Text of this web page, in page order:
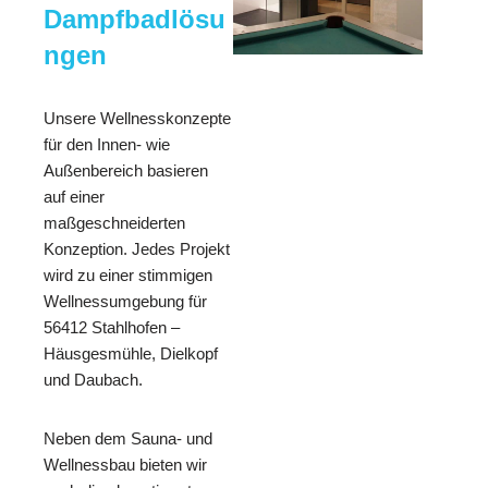
Dampfbadlösu
ngen
Unsere Wellnesskonzepte
für den Innen- wie
Außenbereich basieren
auf einer
maßgeschneiderten
Konzeption. Jedes Projekt
wird zu einer stimmigen
Wellnessumgebung für
56412 Stahlhofen –
Häusgesmühle, Dielkopf
und Daubach.
Neben dem Sauna- und
Wellnessbau bieten wir